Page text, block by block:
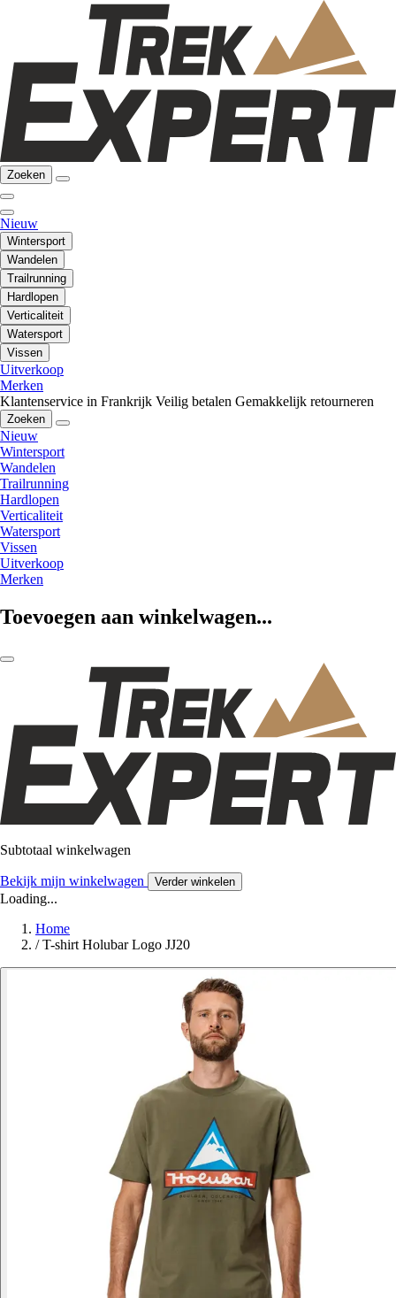
Zoeken
Nieuw
Wintersport
Wandelen
Trailrunning
Hardlopen
Verticaliteit
Watersport
Vissen
Uitverkoop
Merken
Klantenservice in Frankrijk Veilig betalen Gemakkelijk retourneren
Zoeken
Nieuw
Wintersport
Wandelen
Trailrunning
Hardlopen
Verticaliteit
Watersport
Vissen
Uitverkoop
Merken
Toevoegen aan winkelwagen...
Subtotaal winkelwagen
Bekijk mijn winkelwagen Verder winkelen
Loading...
Home
/ T-shirt Holubar Logo JJ20